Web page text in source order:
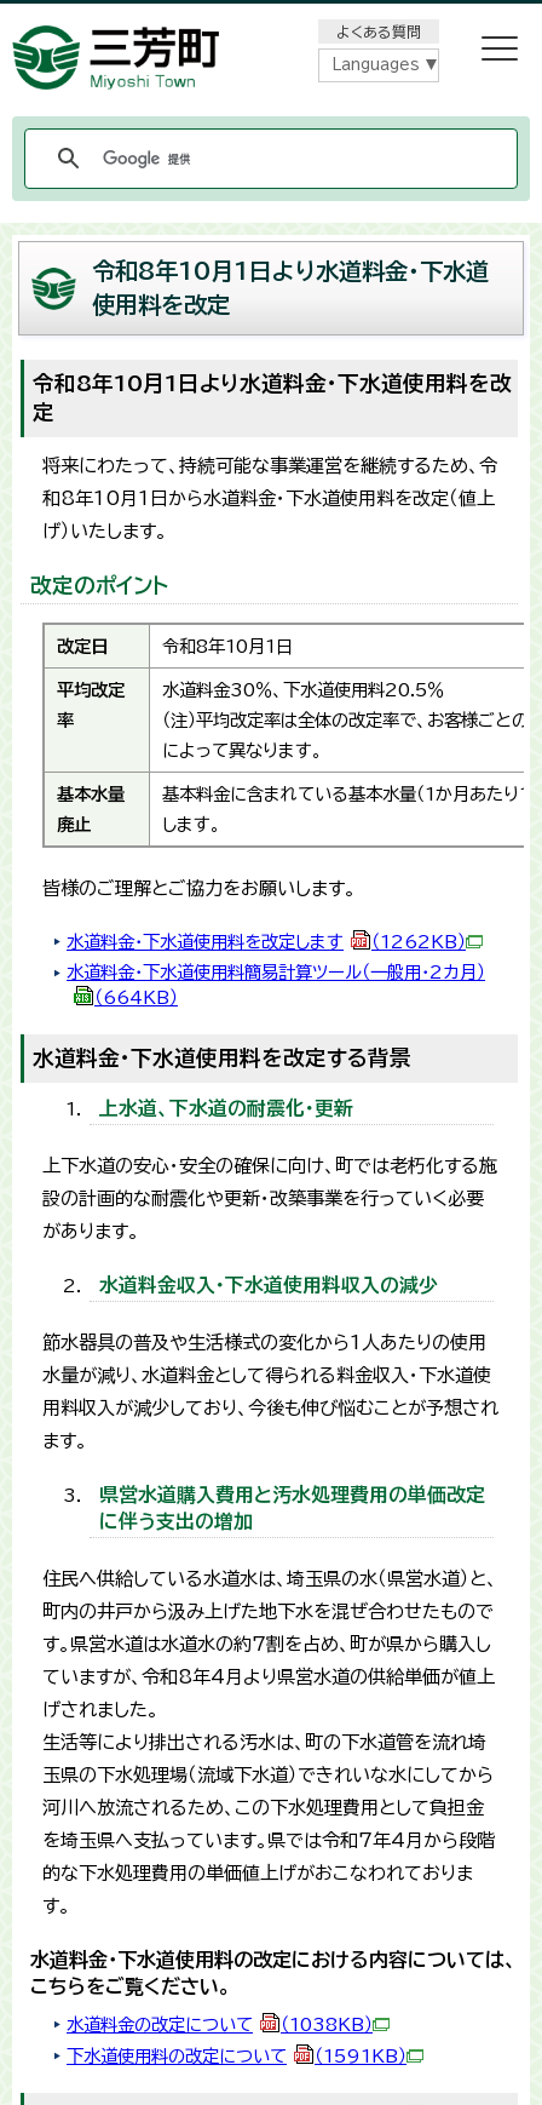
よくある質問
Languages
令和8年10月1日より水道料金・下水道
使用料を改定
令和8年10月1日より水道料金・下水道使用料を改
定
将来にわたって、持続可能な事業運営を継続するため、令
和8年10月1日から水道料金・下水道使用料を改定（値上
げ）いたします。
改定のポイント
改定日 令和8年10月1日
平均改定
率
水道料金30％、下水道使用料20.5％
（注）平均改定率は全体の改定率で、お客様ごと
によって異なります。
基本水量
廃止
基本料金に含まれている基本水量（1か月あたり10
します。
皆様のご理解とご協力をお願いします。
水道料金・下水道使用料を改定します
（1262KB）
水道料金・下水道使用料簡易計算ツール（一般用・2カ月）
（664KB）
水道料金・下水道使用料を改定する背景
上水道、下水道の耐震化・更新
上下水道の安心・安全の確保に向け、町では老朽化する施
設の計画的な耐震化や更新・改築事業を行っていく必要
があります。
水道料金収入・下水道使用料収入の減少
節水器具の普及や生活様式の変化から1人あたりの使用
水量が減り、水道料金として得られる料金収入・下水道使
用料収入が減少しており、今後も伸び悩むことが予想され
ます。
県営水道購入費用と汚水処理費用の単価改定
に伴う支出の増加
住民へ供給している水道水は、埼玉県の水（県営水道）と、
町内の井戸から汲み上げた地下水を混ぜ合わせたもので
す。県営水道は水道水の約7割を占め、町が県から購入し
ていますが、令和8年4月より県営水道の供給単価が値上
げされました。
生活等により排出される汚水は、町の下水道管を流れ埼
玉県の下水処理場（流域下水道）できれいな水にしてから
河川へ放流されるため、この下水処理費用として負担金
を埼玉県へ支払っています。県では令和7年4月から段階
的な下水処理費用の単価値上げがおこなわれておりま
す。
水道料金・下水道使用料の改定における内容については、
こちらをご覧ください。
水道料金の改定について
（1038KB）
下水道使用料の改定について
（1591KB）